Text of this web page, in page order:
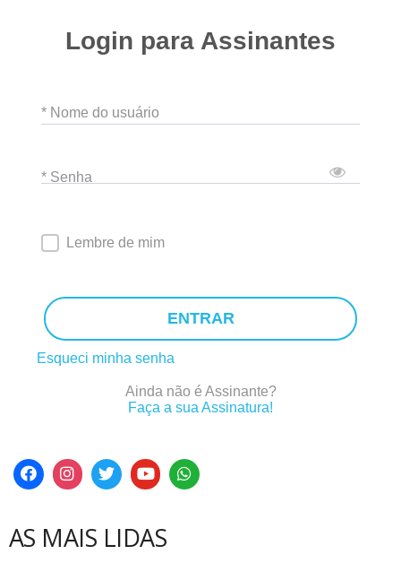
Login para Assinantes
* Nome do usuário
* Senha
Lembre de mim
ENTRAR
Esqueci minha senha
Ainda não é Assinante?
Faça a sua Assinatura!
AS MAIS LIDAS